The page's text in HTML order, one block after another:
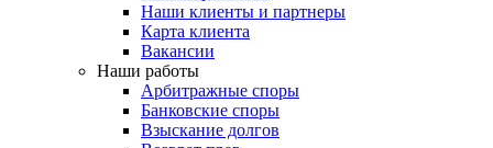
Наши клиенты и партнеры
Карта клиента
Вакансии
Наши работы
Арбитражные споры
Банковские споры
Взыскание долгов